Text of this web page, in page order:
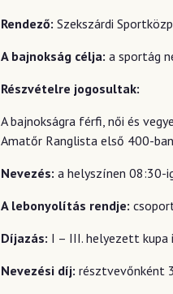
Rendező: Szekszárdi
A bajnokság célja: a sportág
Részvételre jogosultak:
A bajnokságra férfi, női és
Amatőr Ranglista első 400-
Nevezés: a helyszínen 08:30-
A lebonyolítás rendje:
Díjazás: I – III. helyezett
Nevezési díj: résztvevőnként